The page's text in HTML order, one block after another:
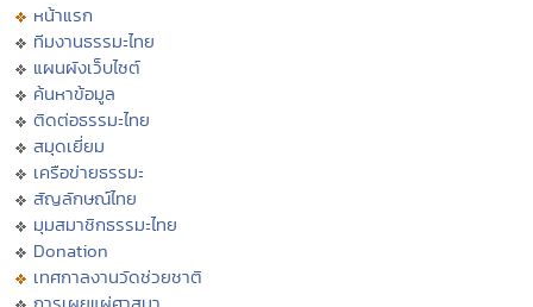
หน้าแรก
ทีมงานธรรมะไทย
แผนผังเว็บไซต์
ค้นหาข้อมูล
ติดต่อธรรมะไทย
สมุดเยี่ยม
เครือข่ายธรรมะ
สัญลักษณ์ไทย
มุมสมาชิกธรรมะไทย
Donation
เทศกาลงานวัดช่วยชาติ